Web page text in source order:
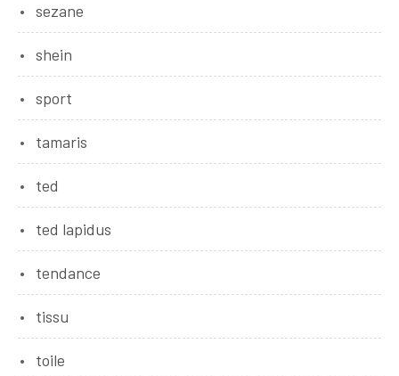
sezane
shein
sport
tamaris
ted
ted lapidus
tendance
tissu
toile